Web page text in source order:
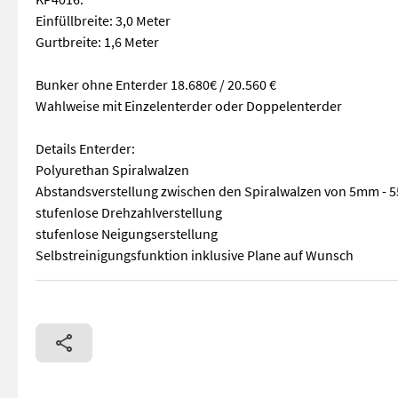
Einfüllbreite: 3,0 Meter
Gurtbreite: 1,6 Meter
Bunker ohne Enterder 18.680€ / 20.560 €
Wahlweise mit Einzelenterder oder Doppelenterder
Details Enterder:
Polyurethan Spiralwalzen
Abstandsverstellung zwischen den Spiralwalzen von 5mm -
stufenlose Drehzahlverstellung
stufenlose Neigungserstellung
Selbstreinigungsfunktion inklusive Plane auf Wunsch
Sturzbunker KP4014 / KP4016 KP4014: Einfüllbreite: 2,8